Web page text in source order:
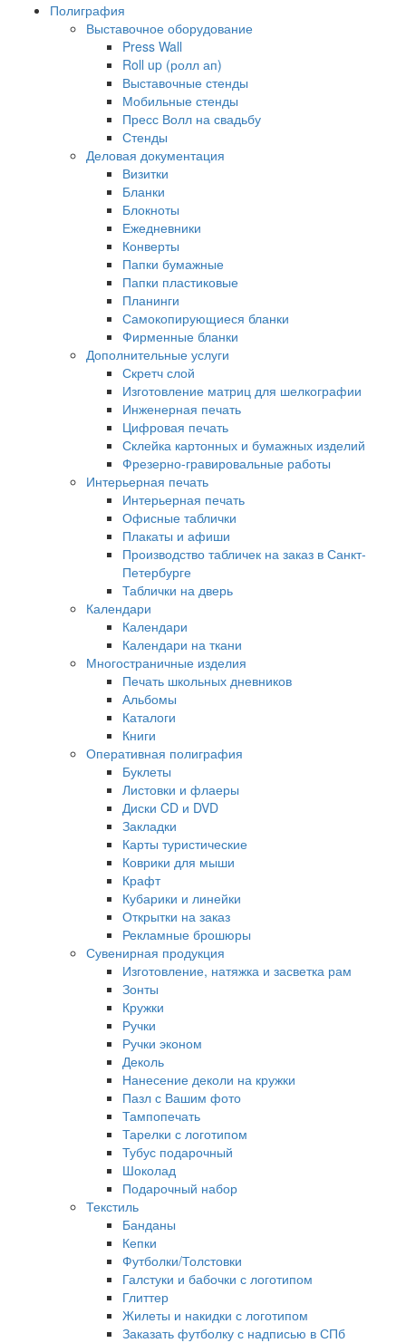
Полиграфия
Выставочное оборудование
Press Wall
Roll up (ролл ап)
Выставочные стенды
Мобильные стенды
Пресс Волл на свадьбу
Стенды
Деловая документация
Визитки
Бланки
Блокноты
Ежедневники
Конверты
Папки бумажные
Папки пластиковые
Планинги
Самокопирующиеся бланки
Фирменные бланки
Дополнительные услуги
Скретч слой
Изготовление матриц для шелкографии
Инженерная печать
Цифровая печать
Склейка картонных и бумажных изделий
Фрезерно-гравировальные работы
Интерьерная печать
Интерьерная печать
Офисные таблички
Плакаты и афиши
Производство табличек на заказ в Санкт-
Петербурге
Таблички на дверь
Календари
Календари
Календари на ткани
Многостраничные изделия
Печать школьных дневников
Альбомы
Каталоги
Книги
Оперативная полиграфия
Буклеты
Листовки и флаеры
Диски CD и DVD
Закладки
Карты туристические
Коврики для мыши
Крафт
Кубарики и линейки
Открытки на заказ
Рекламные брошюры
Сувенирная продукция
Изготовление, натяжка и засветка рам
Зонты
Кружки
Ручки
Ручки эконом
Деколь
Нанесение деколи на кружки
Пазл с Вашим фото
Тампопечать
Тарелки с логотипом
Тубус подарочный
Шоколад
Подарочный набор
Текстиль
Банданы
Кепки
Футболки/Толстовки
Галстуки и бабочки с логотипом
Глиттер
Жилеты и накидки с логотипом
Заказать футболку с надписью в СПб